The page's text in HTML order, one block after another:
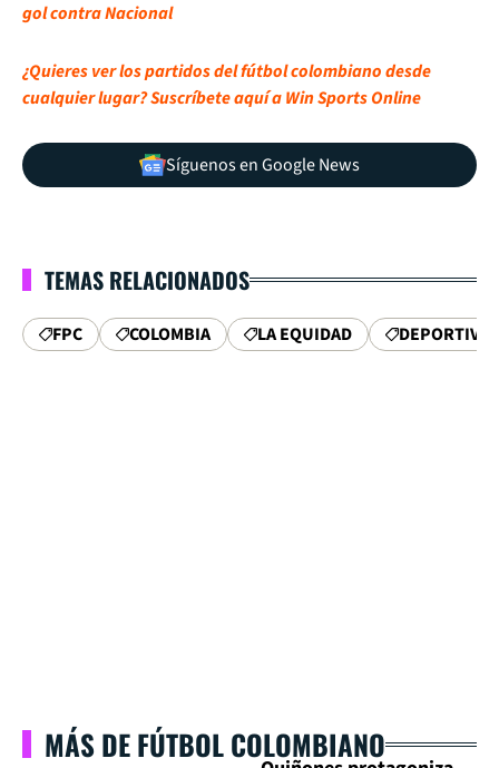
gol contra Nacional
¿Quieres ver los partidos del fútbol colombiano desde
cualquier lugar? Suscríbete aquí a Win Sports Online
Síguenos en Google News
TEMAS RELACIONADOS
FPC COLOMBIA LA EQUIDAD DEPORTIVO
MÁS DE FÚTBOL COLOMBIANO